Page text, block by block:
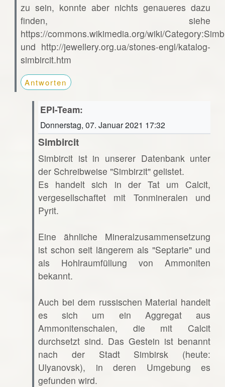
zu sein, konnte aber nichts genaueres dazu
finden, siehe
https://commons.wikimedia.org/wiki/
und http://jewellery.org.ua/stones-engl/katalog-
simbircit.htm
Antworten
EPI-Team:
Donnerstag, 07. Januar 2021 17:32
Simbircit
Simbircit ist in unserer Datenbank unter
der Schreibweise "Simbirzit" gelistet.
Es handelt sich in der Tat um Calcit,
vergesellschaftet mit Tonmineralen und
Pyrit.
Eine ähnliche Mineralzusammensetzung
ist schon seit längerem als "Septarie" und
als Hohlraumfüllung von Ammoniten
bekannt.
Auch bei dem russischen Material handelt
es sich um ein Aggregat aus
Ammonitenschalen, die mit Calcit
durchsetzt sind. Das Gestein ist benannt
nach der Stadt Simbirsk (heute:
Ulyanovsk), in deren Umgebung es
gefunden wird.